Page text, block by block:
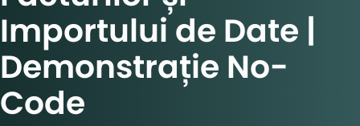
Importului de Date |
Demonstrație No-
Code